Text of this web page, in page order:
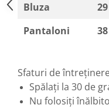
Bluza
Pantaloni
Sfaturi de
Spălați la 30 de
Nu folosiți